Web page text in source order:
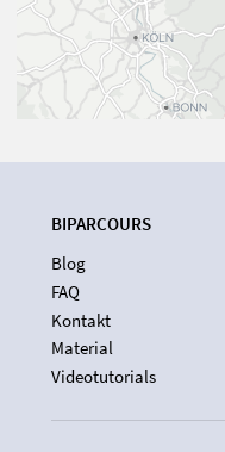
BIPARCOURS
Blog
FAQ
Kontakt
Material
Videotutorials